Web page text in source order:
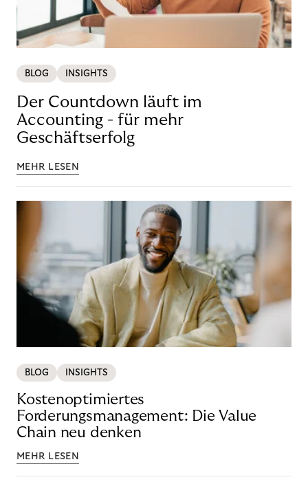
BLOG INSIGHTS
Der Countdown läuft im
Accounting - für mehr
Geschäftserfolg
MEHR LESEN
BLOG INSIGHTS
Kostenoptimiertes
Forderungsmanagement: Die Value
Chain neu denken
MEHR LESEN